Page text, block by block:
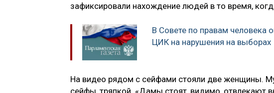
зафиксировали нахождение людей в то время,
В Совете по правам человека
ЦИК на нарушения на выборах
На видео рядом с сейфами стояли две женщины.
сейфы, тряпкой. «Дамы стоят, видимо, отвлекают